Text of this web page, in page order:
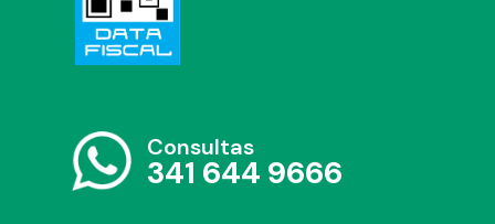
Consultas
341 644 9666